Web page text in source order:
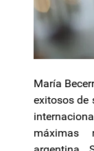
María
exitosos de
máximas